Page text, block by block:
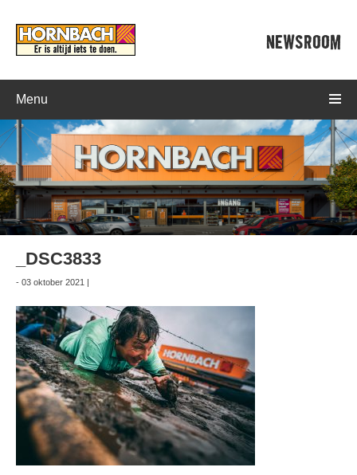
NEWSROOM
Menu
_DSC3833
- 03 oktober 2021 |